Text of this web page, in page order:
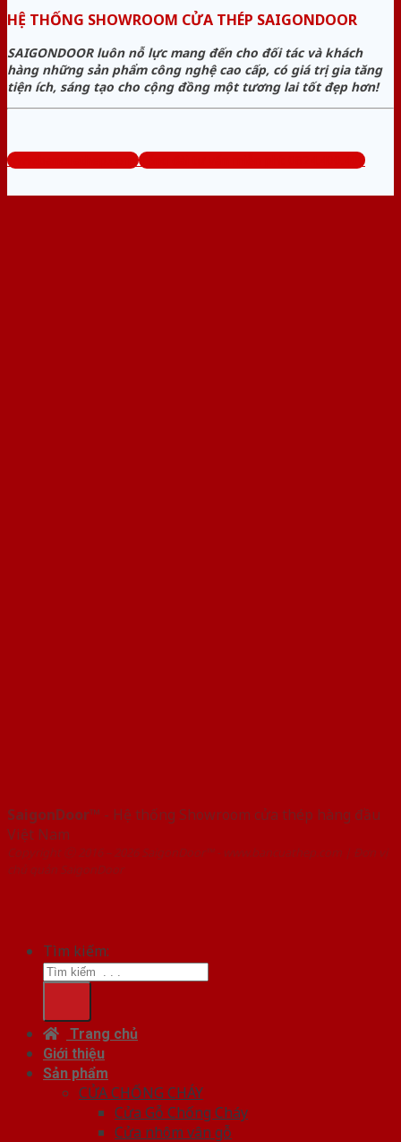
HỆ THỐNG SHOWROOM CỬA THÉP SAIGONDOOR
SAIGONDOOR luôn nỗ lực mang đến cho đối tác và khách
hàng những sản phẩm công nghệ cao cấp, có giá trị gia tăng
tiện ích, sáng tạo cho cộng đồng một tương lai tốt đẹp hơn!
www.bancuathep.com Tổng đài tư vấn miễn phí: 0824.400.400
SaigonDoor™ - Hệ thống Showroom cửa thép hàng đầu
Việt Nam
Copyright ⓒ 2016 – 2026 SaigonDoor™ - www.bancuathep.com | Đơn vị
chủ quản SaigonDoor
Tìm kiếm:
Trang chủ
Giới thiệu
Sản phẩm
CỬA CHỐNG CHÁY
Cửa Gỗ Chống Cháy
Cửa nhôm vân gỗ